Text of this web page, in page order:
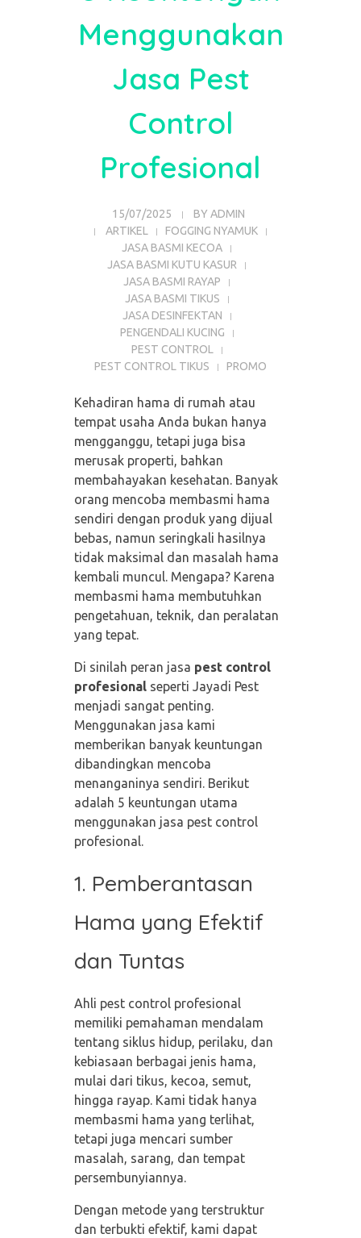
Menggunakan
Jasa Pest
Control
Profesional
15/07/2025 BY ADMIN
ARTIKEL
FOGGING NYAMUK
JASA BASMI KECOA
JASA BASMI KUTU KASUR
JASA BASMI RAYAP
JASA BASMI TIKUS
JASA DESINFEKTAN
PENGENDALI KUCING
PEST CONTROL
PEST CONTROL TIKUS
PROMO
Kehadiran hama di rumah atau
tempat usaha Anda bukan hanya
mengganggu, tetapi juga bisa
merusak properti, bahkan
membahayakan kesehatan. Banyak
orang mencoba membasmi hama
sendiri dengan produk yang dijual
bebas, namun seringkali hasilnya
tidak maksimal dan masalah hama
kembali muncul. Mengapa? Karena
membasmi hama membutuhkan
pengetahuan, teknik, dan peralatan
yang tepat.
Di sinilah peran jasa pest control
profesionalseperti Jayadi Pest
menjadi sangat penting.
Menggunakan jasa kami
memberikan banyak keuntungan
dibandingkan mencoba
menanganinya sendiri. Berikut
adalah 5 keuntungan utama
menggunakan jasa pest control
profesional.
1. Pemberantasan
Hama yang Efektif
dan Tuntas
Ahli pest control profesional
memiliki pemahaman mendalam
tentang siklus hidup, perilaku, dan
kebiasaan berbagai jenis hama,
mulai dari tikus, kecoa, semut,
hingga rayap. Kami tidak hanya
membasmi hama yang terlihat,
tetapi juga mencari sumber
masalah, sarang, dan tempat
persembunyiannya.
Dengan metode yang terstruktur
dan terbukti efektif, kami dapat